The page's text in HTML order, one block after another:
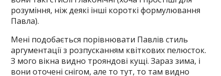
розуміння, ніж деякі інші короткі формулювання
Павла).
Мені подобається порівнювати Павлів стиль
аргументації з розпусканням квіткових пелюсток.
З мого вікна видно трояндові кущі. Зараз зима, і
вони оточені снігом, але то тут, то там видно